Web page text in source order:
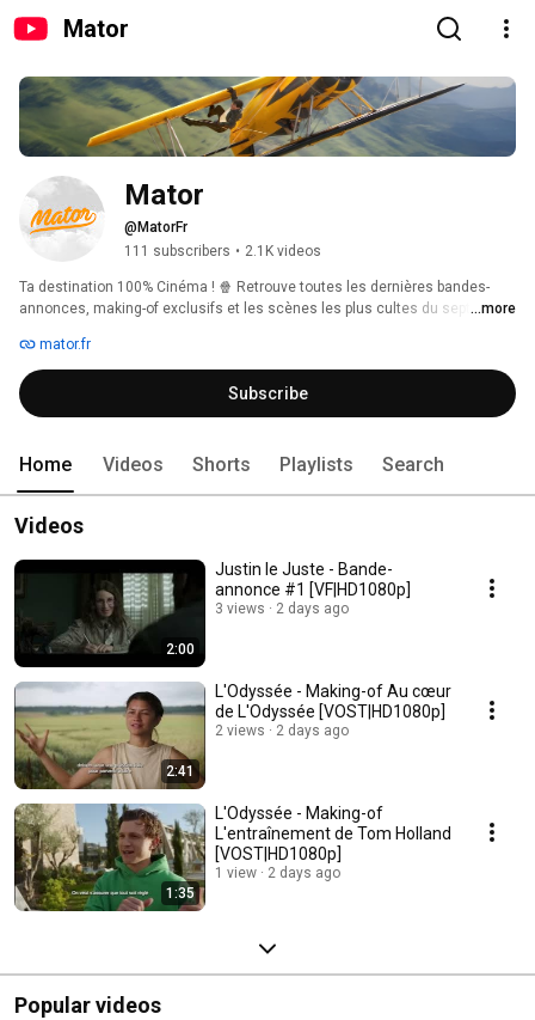
Mator
Mator
@MatorFr
111 subscribers • 2.1K videos
Ta destination 100% Cinéma ! 🍿 Retrouve toutes les dernières bandes-
annonces, making-of exclusifs et les scènes les plus cultes du septième
souvenirs de grand écran.
...more
mator.fr
Subscribe
Home Videos Shorts Playlists Search
Videos
2:00
Justin le Juste - Bande-
annonce #1 [VF|HD1080p]
3 views 2 days ago
2:41
L'Odyssée - Making-of Au cœur
de L'Odyssée [VOST|HD1080p]
2 views 2 days ago
1:35
L'Odyssée - Making-of
L'entraînement de Tom Holland
[VOST|HD1080p]
1 view 2 days ago
Popular videos